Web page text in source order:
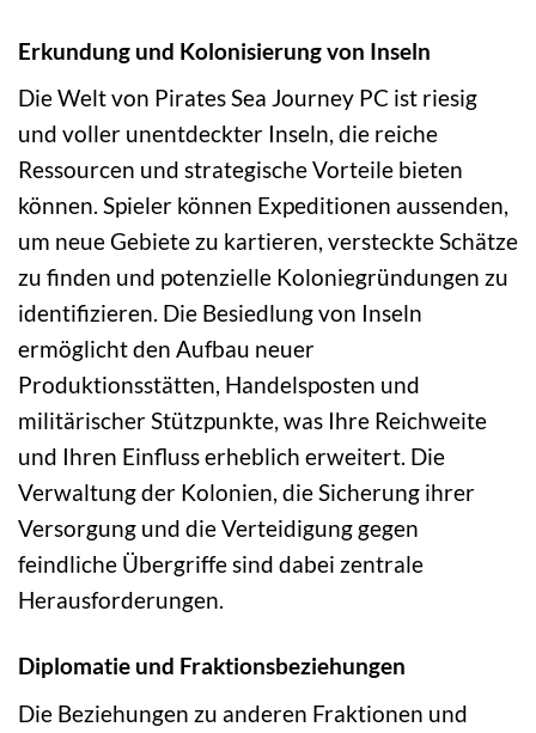
Erkundung und Kolonisierung von Inseln
Die Welt von Pirates Sea Journey PC ist riesig
und voller unentdeckter Inseln, die reiche
Ressourcen und strategische Vorteile bieten
können. Spieler können Expeditionen aussenden,
um neue Gebiete zu kartieren, versteckte Schätze
zu finden und potenzielle Koloniegründungen zu
identifizieren. Die Besiedlung von Inseln
ermöglicht den Aufbau neuer
Produktionsstätten, Handelsposten und
militärischer Stützpunkte, was Ihre Reichweite
und Ihren Einfluss erheblich erweitert. Die
Verwaltung der Kolonien, die Sicherung ihrer
Versorgung und die Verteidigung gegen
feindliche Übergriffe sind dabei zentrale
Herausforderungen.
Diplomatie und Fraktionsbeziehungen
Die Beziehungen zu anderen Fraktionen und